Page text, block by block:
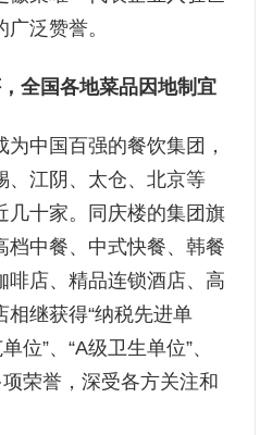
泛赞誉。
全国各地菜品因地制宜
中国百强的餐饮集团，
、江阴、太仓、北京等
几十家。同庆楼的集团旗
档中餐、中式快餐、韩餐
啡店、精品连锁酒店、高
继获得“纳税先进单
位”、“A级卫生单位”、
荣誉，深受各方关注和